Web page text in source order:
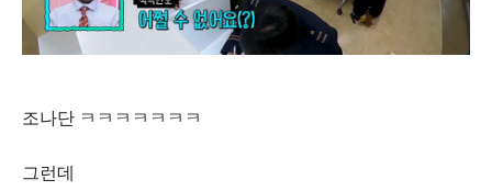
조나단 ㅋㅋㅋㅋㅋㅋㅋ
그런데